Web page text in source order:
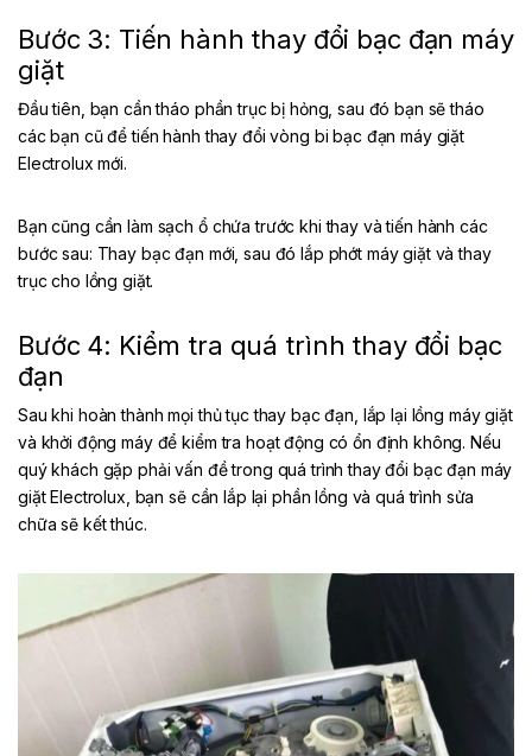
Bước 3: Tiến hành thay đổi bạc đạn máy
giặt
Đầu tiên, bạn cần tháo phần trục bị hỏng, sau đó bạn sẽ tháo
các bạn cũ để tiến hành thay đổi vòng bi bạc đạn máy giặt
Electrolux mới.
Bạn cũng cần làm sạch ổ chứa trước khi thay và tiến hành các
bước sau: Thay bạc đạn mới, sau đó lắp phớt máy giặt và thay
trục cho lồng giặt.
Bước 4: Kiểm tra quá trình thay đổi bạc
đạn
Sau khi hoàn thành mọi thủ tục thay bạc đạn, lắp lại lồng máy giặt
và khởi động máy để kiểm tra hoạt động có ổn định không. Nếu
quý khách gặp phải vấn đề trong quá trình thay đổi bạc đạn máy
giặt Electrolux, bạn sẽ cần lắp lại phần lồng và quá trình sửa
chữa sẽ kết thúc.